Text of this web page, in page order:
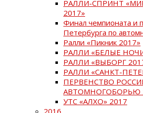
РАЛЛИ-СПРИНТ
2017»
Финал чемпионата и
Петербурга по
Ралли «Пикник 2017»
РАЛЛИ «БЕЛЫЕ
РАЛЛИ «ВЫБОРГ
РАЛЛИ «САНКТ-
ПЕРВЕНСТВО
АВТОМНОГОБОРЬЮ
УТС «АЛХО» 2017
2016